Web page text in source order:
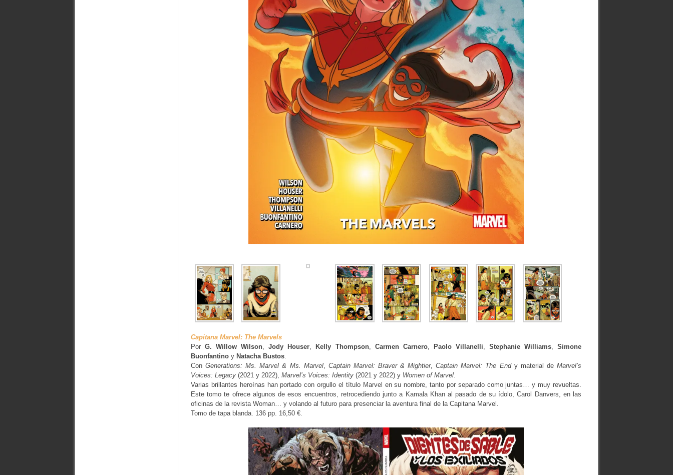
Capitana Marvel: The Marvels
PorG. Willow Wilson ,Jody Houser ,Kelly Thompson, Carmen Carnero, Paolo Villanelli Stephanie Williams ,Simone
Buonfantino y Natacha Bustos
ConGenerations: Ms. Marvel & Ms. Marvel, Captain Marvel: Braver & Mightier,Captain Marvel: The Endy material deMarvel’s
Voices: Legacy (2021 y 2022), Marvel’s Voices: Identity (2021 y 2022) y Women of Marvel
Varias brillantes heroínas han portado con orgullo el título Marvel en su nombre, tanto por separado como juntas… y muy revueltas.
Este tomo te ofrece algunos de esos encuentros, retrocediendo junto a Kamala Khan al pasado de su ídolo, Carol Danvers, en las
oficinas de la revista Woman… y volando al futuro para presenciar la aventura final de la Capitana Marvel.
Tomo de tapa blanda. 136 pp. 16,50 €.